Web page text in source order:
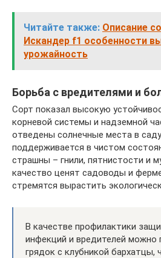
Читайте также: Описание
Искандер f1 особенности
урожайность
Борьба с вредителями и
Сорт показал высокую
корневой системы и надземной
отведены солнечные места в
поддерживается в чистом
страшны – гнили, пятнистости и
качество ценят садоводы и
стремятся вырастить
В качестве профилактики
инфекций и вредителей можно
грядок с клубникой бархатцы,